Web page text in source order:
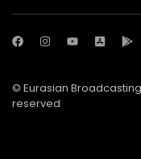
© Eurasian
reserved